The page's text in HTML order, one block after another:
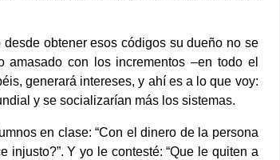
obtener esos códigos su dueño no se
con los incrementos –en todo el
generará intereses, y ahí es a lo que voy:
y se socializarían más los sistemas.
en clase: “Con el dinero de la persona
Y yo le contesté: “Que le quiten a